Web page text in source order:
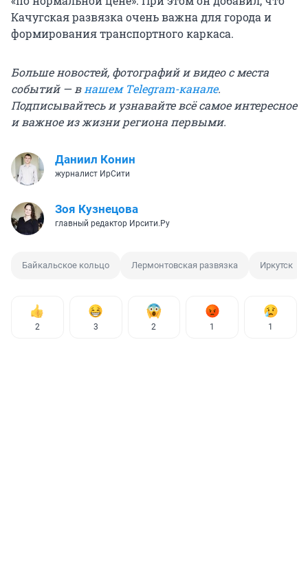
Качугская развязка очень важна для города и
формирования транспортного каркаса.
Больше новостей, фотографий и видео с места
событий — внашем Тelegram-канале.
Подписывайтесь и узнавайте всё самое интересное
и важное из жизни региона первыми.
Даниил Конин
журналист ИрСити
Зоя Кузнецова
главный редактор Ирсити.Ру
Байкальское кольцо Лермонтовская развязка Иркутск
2 3 2 1 1